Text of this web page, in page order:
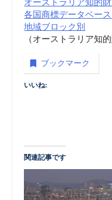
各国商標データベー
地域ブロック別
（オーストラリア知
ブックマーク
いいね:
関連記事です